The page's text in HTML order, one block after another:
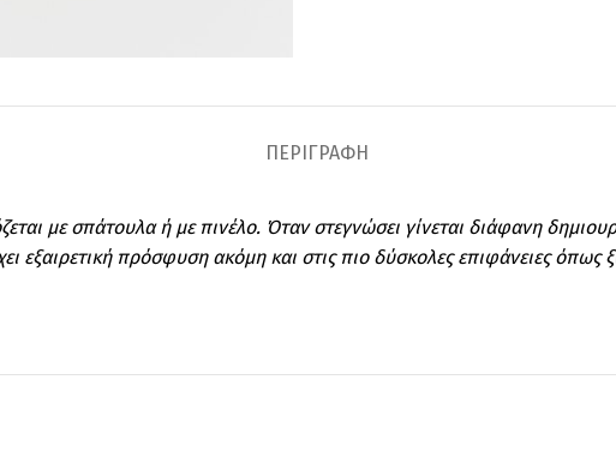
ΠΕΡΙΓΡΑΦΉ
με σπάτουλα ή με πινέλο. Όταν στεγνώσει γίνεται διάφανη
εξαιρετική πρόσφυση ακόμη και στις πιο δύσκολες επιφάνειες